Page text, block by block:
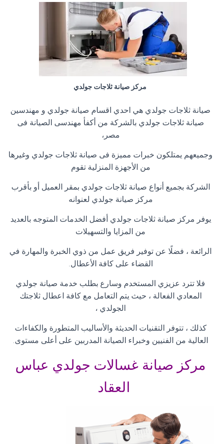
مركز صيانة ثلاجات جولدي
صيانة ثلاجات جولدي هي احدي اقسام صيانة جولدي و مهندسين
صيانة ثلاجات جولدي بالشركة من أكفأ مهندسى الصيانة فى
مصر،
وجميعهم يمتلكون خبرات مميزة فى صيانة ثلاجات جولدي وغيرها
من الأجهزة المنزلية تقوم
الشركة بجميع أنواع صيانة ثلاجات جولدي بمقر العميل أو بأقرب
مركز صيانة جولدي لعنوانه
يوفر مركز صيانة ثلاجات جولدي أفضل الخدمات المتوجه بالعديد
من المزايا والتسهيلات
الرائعة ، فضلًا عن توفير فريق عمل من ذوي الخبرة والمهارة في
القضاء على كافة الأعطال.
فلا تترد عزيزي المستخدم وسارع بطلب خدمة صيانة جولدي
المعادي الفعالة ، حيث يتم التعامل مع كافة اعطال ثلاجتك
الجولدي ،
كذلك ، تتوفر التقنيات الحديثة والأساليب المتطورة والكفاءات
العالية من الفنيين وخبراء الصيانة المدربين على أعلى مستوى.
مركز صيانة غسالات جولدي عباس
العقاد